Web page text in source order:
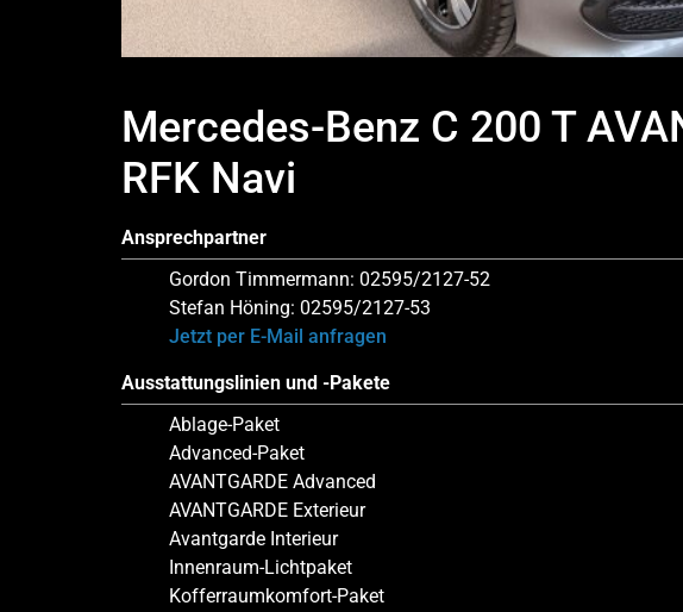
Mercedes-Benz C 200 T
RFK Navi
Ansprechpartner
Gordon Timmermann: 02595/2127-52
Stefan Höning: 02595/2127-53
Jetzt per E-Mail anfragen
Ausstattungslinien und -Pakete
Ablage-Paket
Advanced-Paket
AVANTGARDE Advanced
AVANTGARDE Exterieur
Avantgarde Interieur
Innenraum-Lichtpaket
Kofferraumkomfort-Paket